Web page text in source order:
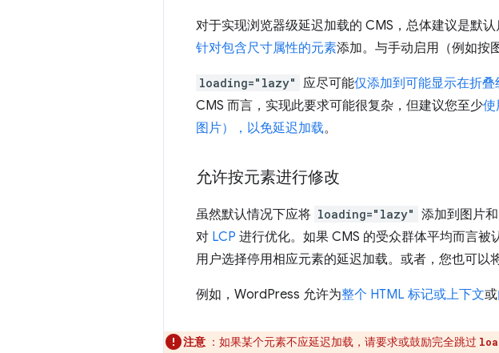
对于实现浏览器级延迟加载的 CMS，总体建议是默
针对包含尺寸属性的元素添加。与手动启用（例如按
loading="lazy" 应尽可能仅添加到可能显示在折
CMS 而言，实现此要求可能很复杂，但建议您至少使
图片），以免延迟加载。
允许按元素进行修改
虽然默认情况下应将 loading="lazy" 添加到图片
对 LCP 进行优化。如果 CMS 的受众群体平均而言
用户选择停用相应元素的延迟加载。或者，您也可以
例如，WordPress 允许为整个 HTML 标记或上下文或
注意 ：如果某个元素不应延迟加载，请要求或鼓励完全跳过